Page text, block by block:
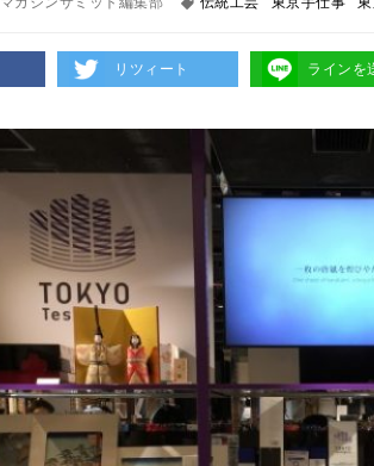
リツィート ラインを